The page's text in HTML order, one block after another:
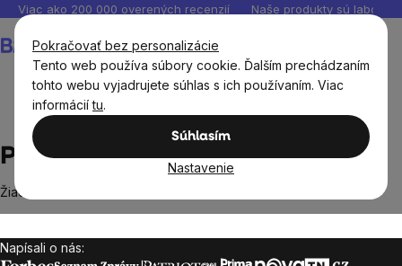
Pokračovať bez personalizácie
Tento web používa súbory cookie. Ďalším prechádzaním
tohto webu vyjadrujete súhlas s ich používaním. Viac
informáciítu.
Súhlasím
Nastavenie
Prejsť
obsah
Viac ako 200 000 overených recenzií Naše produkty sú
košík
Purely Inspired
Purely Inspired
Žiadne produkty značky
Zápätie
Napísali o nás: